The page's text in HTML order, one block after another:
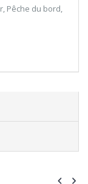
Pêche du bord,